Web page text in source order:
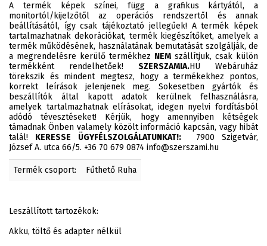
A termék képek színei, függ a grafikus kártyától, a
monitortól/kijelzőtől az operációs rendszertől és annak
beállításától, így csak tájékoztató jellegűek! A termék képek
tartalmazhatnak dekorációkat, termék kiegészítőket, amelyek a
termék működésének, használatának bemutatását szolgálják, de
a megrendelésre kerülő termékhez NEM szállítjuk, csak külön
termékként rendelhetőek! SZERSZAMIA.HU Webáruház
törekszik és mindent megtesz, hogy a termékekhez pontos,
korrekt leírások jelenjenek meg. Sokesetben gyártók és
beszállítók által kapott adatok kerülnek felhasználásra,
amelyek tartalmazhatnak elírásokat, idegen nyelvi fordításból
adódó tévesztéseket! Kérjük, hogy amennyiben kétségek
támadnak Önben valamely közölt információ kapcsán, vagy hibát
talál! KERESSE ÜGYFÉLSZOLGÁLATUNKAT!:7900 Szigetvár,
József A. utca 66/5. +36 70 679 0874 info@szerszami.hu
Termék csoport: Fűthető Ruha
Leszállított tartozékok:
Akku, töltő és adapter nélkül